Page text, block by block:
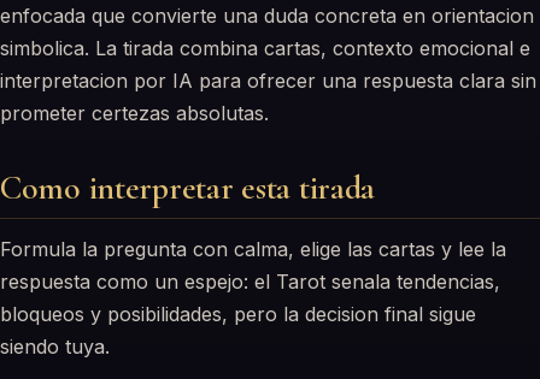
enfocada que convierte una duda concreta en orientacion
simbolica. La tirada combina cartas, contexto emocional e
interpretacion por IA para ofrecer una respuesta clara sin
prometer certezas absolutas.
Como interpretar esta tirada
Formula la pregunta con calma, elige las cartas y lee la
respuesta como un espejo: el Tarot senala tendencias,
bloqueos y posibilidades, pero la decision final sigue
siendo tuya.